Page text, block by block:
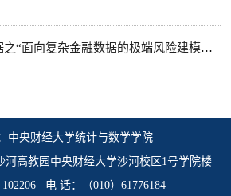
“面向复杂金融数据的极端风险建模与应用”
中央财经大学统计与数学学院
河高教园中央财经大学沙河校区1号学院楼
电 话：（010）61776184